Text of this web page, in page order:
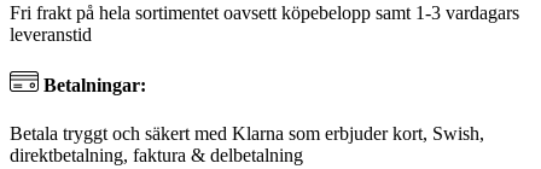
Fri frakt på hela sortimentet oavsett köpebelopp samt 1-3 vardagars
leveranstid
Betalningar:
Betala tryggt och säkert med Klarna som erbjuder kort, Swish,
direktbetalning, faktura & delbetalning